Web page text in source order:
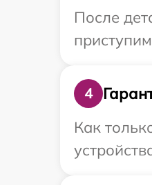
После
4
Как